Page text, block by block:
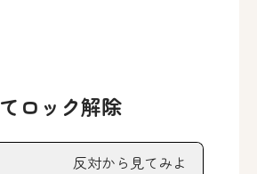
ロック解除
反対から見てみよ